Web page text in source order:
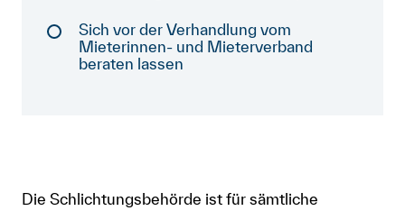
Sich vor der Verhandlung vom
Mieterinnen- und Mieterverband
beraten lassen
Die Schlichtungsbehörde ist für sämtliche